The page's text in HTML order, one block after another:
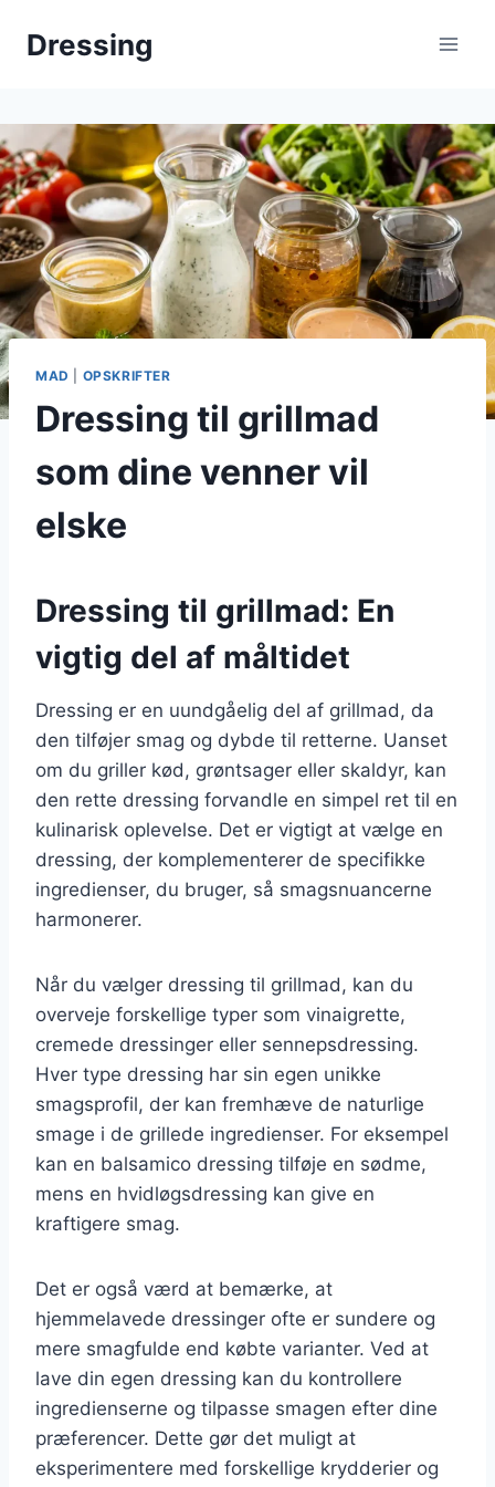
Dressing
MAD OPSKRIFTER
Dressing til grillmad
som dine venner vil
elske
Dressing til grillmad: En
vigtig del af måltidet
Dressing er en uundgåelig del af grillmad, da
den tilføjer smag og dybde til retterne. Uanset
om du griller kød, grøntsager eller skaldyr, kan
den rette dressing forvandle en simpel ret til en
kulinarisk oplevelse. Det er vigtigt at vælge en
dressing, der komplementerer de specifikke
ingredienser, du bruger, så smagsnuancerne
harmonerer.
Når du vælger dressing til grillmad, kan du
overveje forskellige typer som vinaigrette,
cremede dressinger eller sennepsdressing.
Hver type dressing har sin egen unikke
smagsprofil, der kan fremhæve de naturlige
smage i de grillede ingredienser. For eksempel
kan en balsamico dressing tilføje en sødme,
mens en hvidløgsdressing kan give en
kraftigere smag.
Det er også værd at bemærke, at
hjemmelavede dressinger ofte er sundere og
mere smagfulde end købte varianter. Ved at
lave din egen dressing kan du kontrollere
ingredienserne og tilpasse smagen efter dine
præferencer. Dette gør det muligt at
eksperimentere med forskellige krydderier og